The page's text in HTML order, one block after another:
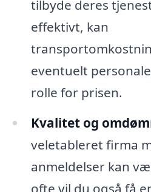
tilbyde deres
effektivt, kan
eventuelt
rolle for prisen.
Kvalitet og
veletableret firma
anmeldelser kan
ofte vil du også få